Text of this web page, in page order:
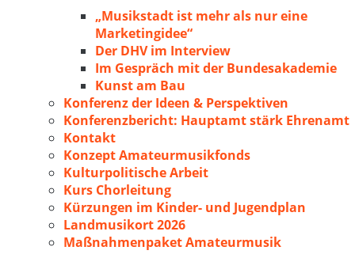
„Musikstadt ist mehr als nur eine
Marketingidee“
Der DHV im Interview
Im Gespräch mit der Bundesakademie
Kunst am Bau
Konferenz der Ideen & Perspektiven
Konferenzbericht: Hauptamt stärk Ehrenamt
Kontakt
Konzept Amateurmusikfonds
Kulturpolitische Arbeit
Kurs Chorleitung
Kürzungen im Kinder- und Jugendplan
Landmusikort 2026
Maßnahmenpaket Amateurmusik